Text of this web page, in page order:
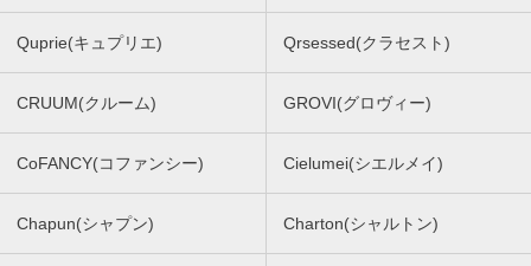
Quprie(キュプリエ) Qrsessed(クラセスト)
CRUUM(クルーム) GROVI(グロヴィー)
CoFANCY(コファンシー) Cielumei(シエルメイ)
Chapun(シャプン) Charton(シャルトン)